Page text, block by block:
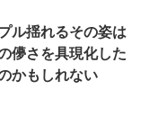
ル揺れるその姿は
儚さを具現化した
かもしれない